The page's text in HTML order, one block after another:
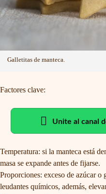
Galletitas de manteca.
Factores clave:
Unite al canal
Temperatura: si la manteca está
masa se expande antes de fijarse.
Proporciones: exceso de azúcar o
leudantes químicos, además,